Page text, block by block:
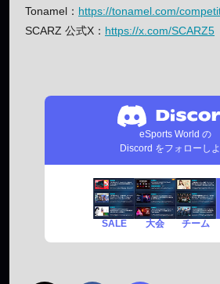
Tonamel： https://tonamel.com/
SCARZ 公式X： https://x.com/SCARZ5
eSports World の
Discord をフォローし
SALE 大会 チーム